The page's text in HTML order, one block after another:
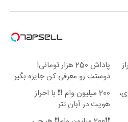
پاداش 250 هزار تومانی!
دوستت رو معرفی کن جایزه بگیر
😍 200 میلیون وام ❗❗ با احراز
هویت در آبان تتر